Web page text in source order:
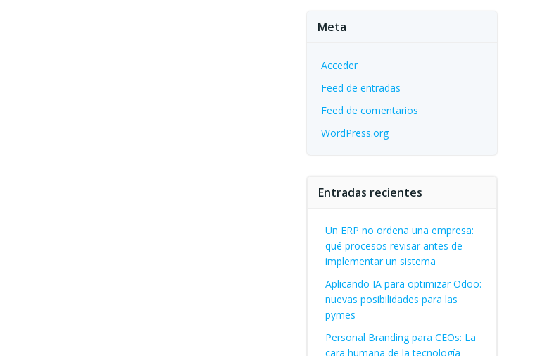
Meta
Acceder
Feed de entradas
Feed de comentarios
WordPress.org
Entradas recientes
Un ERP no ordena una empresa:
qué procesos revisar antes de
implementar un sistema
Aplicando IA para optimizar Odoo:
nuevas posibilidades para las
pymes
Personal Branding para CEOs: La
cara humana de la tecnología